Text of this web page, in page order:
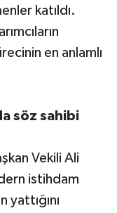
katıldı.
en anlamlı
söz sahibi
Vekili Ali
istihdam